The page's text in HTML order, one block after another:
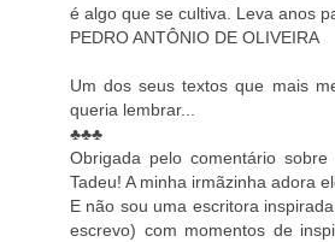
é algo que se cultiva. Leva anos
PEDRO ANTÔNIO DE OLIVEIRA
Um dos seus textos que mais
queria lembrar...
♣♣♣
Obrigada pelo comentário
Tadeu! A minha irmãzinha adora
E não sou uma escritora
escrevo) com momentos de